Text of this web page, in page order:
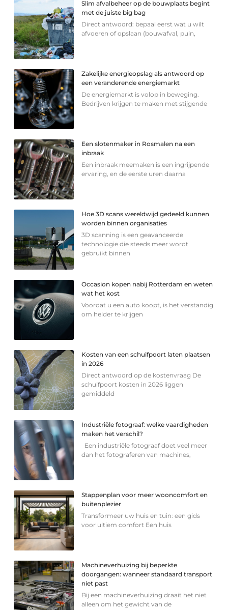
Slim afvalbeheer op de bouwplaats begint
met de juiste big bag
Direct antwoord: bepaal eerst wat u wilt
afvoeren of opslaan (bouwafval, puin,
Zakelijke energieopslag als antwoord op
een veranderende energiemarkt
De energiemarkt is volop in beweging.
Bedrijven krijgen te maken met stijgende
Een slotenmaker in Rosmalen na een
inbraak
Een inbraak meemaken is een ingrijpende
ervaring, en de eerste uren daarna
Hoe 3D scans wereldwijd gedeeld kunnen
worden binnen organisaties
3D scanning is een geavanceerde
technologie die steeds meer wordt
gebruikt binnen
Occasion kopen nabij Rotterdam en weten
wat het kost
Voordat u een auto koopt, is het verstandig
om helder te krijgen
Kosten van een schuifpoort laten plaatsen
in 2026
Direct antwoord op de kostenvraag De
schuifpoort kosten in 2026 liggen
gemiddeld
Industriële fotograaf: welke vaardigheden
maken het verschil?
Een industriële fotograaf doet veel meer
dan het fotograferen van machines,
Stappenplan voor meer wooncomfort en
buitenplezier
Transformeer uw huis en tuin: een gids
voor ultiem comfort Een huis
Machineverhuizing bij beperkte
doorgangen: wanneer standaard transport
niet past
Bij een machineverhuizing draait het niet
alleen om het gewicht van de